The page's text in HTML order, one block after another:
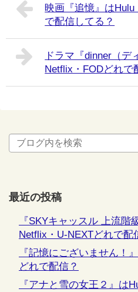
映画『追憶』は
で配信してる？
ドラマ『dinner（デ
Netflix・FODどれで
最近の投稿
『SKYキャッスル 上流階
Netflix・U-NEXTどれで配
『記憶にございません！
どれで配信？
『アナと雪の女王２』は